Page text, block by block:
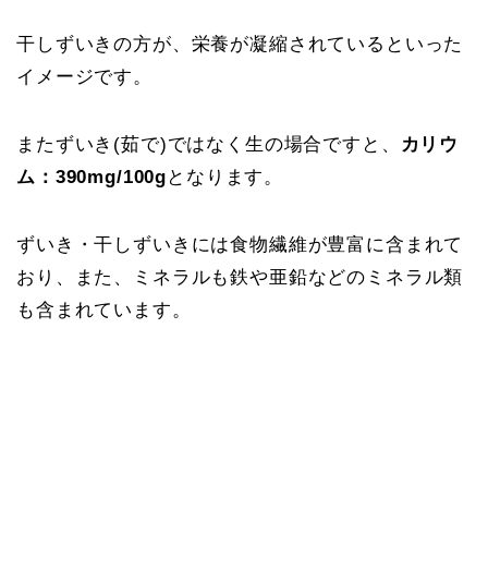
干しずいきの方が、栄養が凝縮されているといった
イメージです。
またずいき(茹で)ではなく生の場合ですと、 カリウ
ム：390mg/100g となります。
ずいき・干しずいきには食物繊維が豊富に含まれて
おり、また、ミネラルも鉄や亜鉛などのミネラル類
も含まれています。